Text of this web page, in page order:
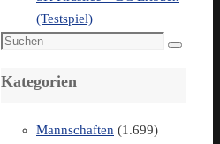
(Testspiel)
Suchen
Suchen
Kategorien
Mannschaften (1.699)